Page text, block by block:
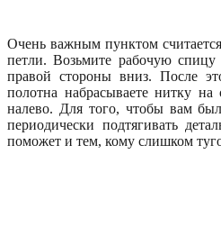
Очень важным пунктом
петли. Возьмите рабочую
правой стороны вниз. После
полотна набрасываете нитку на
налево. Для того, чтобы вам
периодически подтягивать
поможет и тем, кому слишком туго